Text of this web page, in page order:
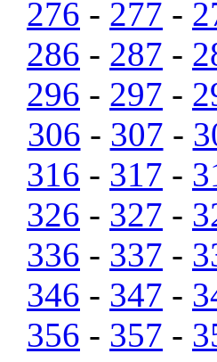
276 - 277 -
286 - 287 -
296 - 297 -
306 - 307 -
316 - 317 -
326 - 327 -
336 - 337 -
346 - 347 -
356 - 357 -